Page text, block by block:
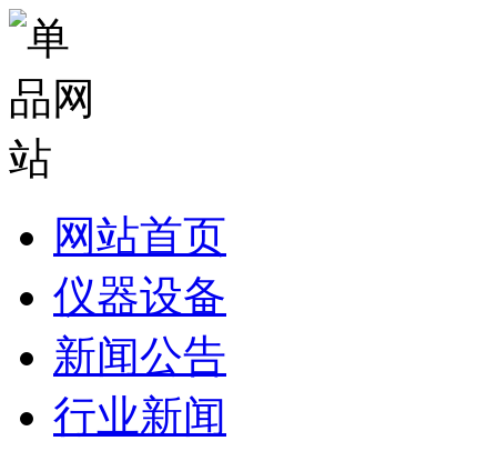
网站首页
仪器设备
新闻公告
行业新闻